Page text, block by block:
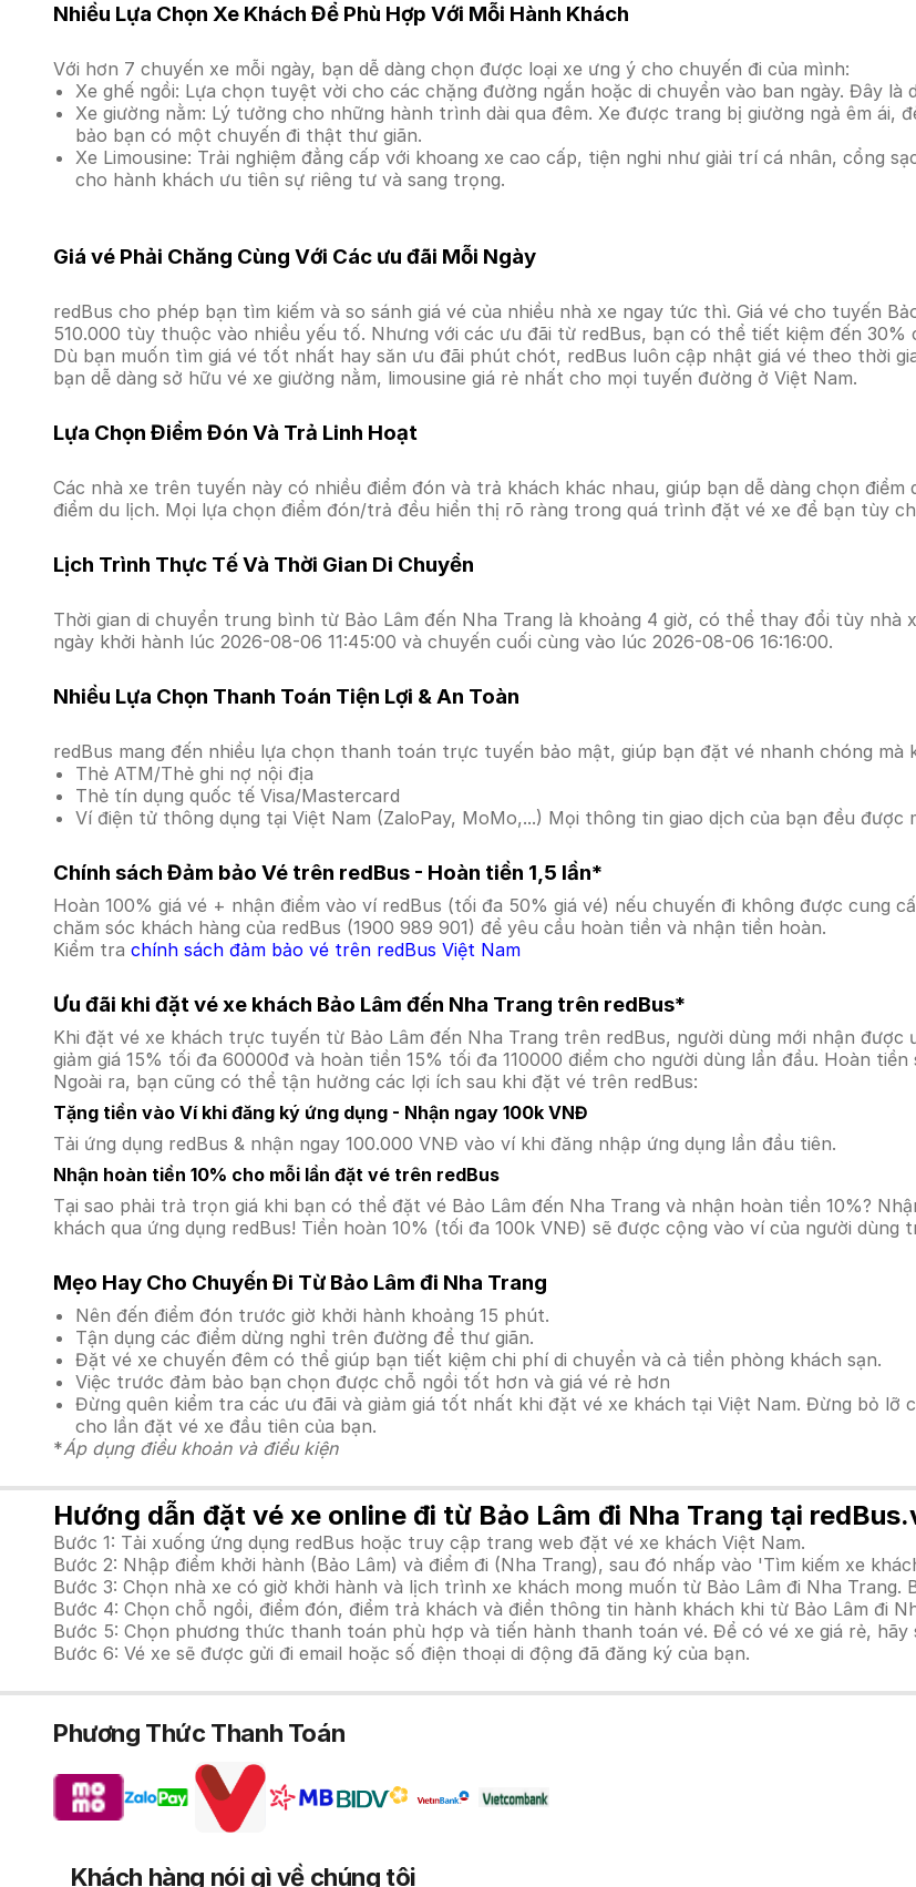
Nhiều Lựa Chọn Xe Khách Để Phù Hợp Với Mỗi Hành Khách
Với hơn 7 chuyến xe mỗi ngày, bạn dễ dàng chọn được loại xe ưng ý cho chuyến đi của mình:
Xe ghế ngồi: Lựa chọn tuyệt vời cho các chặng đường ngắn hoặc di chuyển vào ban ngày. Đây là
Xe giường nằm: Lý tưởng cho những hành trình dài qua đêm. Xe được trang bị giường ngả êm ái,
bảo bạn có một chuyến đi thật thư giãn.
Xe Limousine: Trải nghiệm đẳng cấp với khoang xe cao cấp, tiện nghi như giải trí cá nhân, cổng
cho hành khách ưu tiên sự riêng tư và sang trọng.
Giá vé Phải Chăng Cùng Với Các ưu đãi Mỗi Ngày
redBus cho phép bạn tìm kiếm và so sánh giá vé của nhiều nhà xe ngay tức thì. Giá vé cho tuyến
510.000 tùy thuộc vào nhiều yếu tố. Nhưng với các ưu đãi từ redBus, bạn có thể tiết kiệm đến
Dù bạn muốn tìm giá vé tốt nhất hay săn ưu đãi phút chót, redBus luôn cập nhật giá vé theo thời
bạn dễ dàng sở hữu vé xe giường nằm, limousine giá rẻ nhất cho mọi tuyến đường ở Việt Nam.
Lựa Chọn Điểm Đón Và Trả Linh Hoạt
Các nhà xe trên tuyến này có nhiều điểm đón và trả khách khác nhau, giúp bạn dễ dàng chọn
điểm du lịch. Mọi lựa chọn điểm đón/trả đều hiển thị rõ ràng trong quá trình đặt vé xe để bạn tùy
Lịch Trình Thực Tế Và Thời Gian Di Chuyển
Thời gian di chuyển trung bình từ Bảo Lâm đến Nha Trang là khoảng 4 giờ, có thể thay đổi tùy
ngày khởi hành lúc 2026-08-06 11:45:00 và chuyến cuối cùng vào lúc 2026-08-06 16:16:00.
Nhiều Lựa Chọn Thanh Toán Tiện Lợi & An Toàn
redBus mang đến nhiều lựa chọn thanh toán trực tuyến bảo mật, giúp bạn đặt vé nhanh chóng
Thẻ ATM/Thẻ ghi nợ nội địa
Thẻ tín dụng quốc tế Visa/Mastercard
Ví điện tử thông dụng tại Việt Nam (ZaloPay, MoMo,...) Mọi thông tin giao dịch của bạn đều được
Chính sách Đảm bảo Vé trên redBus - Hoàn tiền 1,5 lần*
Hoàn 100% giá vé + nhận điểm vào ví redBus (tối đa 50% giá vé) nếu chuyến đi không được cung
chăm sóc khách hàng của redBus (1900 989 901) để yêu cầu hoàn tiền và nhận tiền hoàn.
Kiểm tra chính sách đảm bảo vé trên redBus Việt Nam
Ưu đãi khi đặt vé xe khách Bảo Lâm đến Nha Trang trên redBus*
Khi đặt vé xe khách trực tuyến từ Bảo Lâm đến Nha Trang trên redBus, người dùng mới nhận được
giảm giá 15% tối đa 60000đ và hoàn tiền 15% tối đa 110000 điểm cho người dùng lần đầu. Hoàn
Ngoài ra, bạn cũng có thể tận hưởng các lợi ích sau khi đặt vé trên redBus:
Tặng tiền vào Ví khi đăng ký ứng dụng - Nhận ngay 100k VNĐ
Tải ứng dụng redBus & nhận ngay 100.000 VNĐ vào ví khi đăng nhập ứng dụng lần đầu tiên.
Nhận hoàn tiền 10% cho mỗi lần đặt vé trên redBus
Tại sao phải trả trọn giá khi bạn có thể đặt vé Bảo Lâm đến Nha Trang và nhận hoàn tiền 10%?
khách qua ứng dụng redBus! Tiền hoàn 10% (tối đa 100k VNĐ) sẽ được cộng vào ví của người dùng
Mẹo Hay Cho Chuyến Đi Từ Bảo Lâm đi Nha Trang
Nên đến điểm đón trước giờ khởi hành khoảng 15 phút.
Tận dụng các điểm dừng nghỉ trên đường để thư giãn.
Đặt vé xe chuyến đêm có thể giúp bạn tiết kiệm chi phí di chuyển và cả tiền phòng khách sạn.
Việc trước đảm bảo bạn chọn được chỗ ngồi tốt hơn và giá vé rẻ hơn
Đừng quên kiểm tra các ưu đãi và giảm giá tốt nhất khi đặt vé xe khách tại Việt Nam. Đừng bỏ lỡ
cho lần đặt vé xe đầu tiên của bạn.
*Áp dụng điều khoản và điều kiện
Hướng dẫn đặt vé xe online đi từ Bảo Lâm đi Nha Trang tại
Bước 1: Tải xuống ứng dụng redBus hoặc truy cập trang web đặt vé xe khách Việt Nam.
Bước 2: Nhập điểm khởi hành (Bảo Lâm) và điểm đi (Nha Trang), sau đó nhấp vào 'Tìm kiếm xe
Bước 3: Chọn nhà xe có giờ khởi hành và lịch trình xe khách mong muốn từ Bảo Lâm đi Nha
Bước 4: Chọn chỗ ngồi, điểm đón, điểm trả khách và điền thông tin hành khách khi từ Bảo Lâm đi
Bước 5: Chọn phương thức thanh toán phù hợp và tiến hành thanh toán vé. Để có vé xe giá rẻ, hãy
Bước 6: Vé xe sẽ được gửi đi email hoặc số điện thoại di động đã đăng ký của bạn.
Phương Thức Thanh Toán
Khách hàng nói gì về chúng tôi